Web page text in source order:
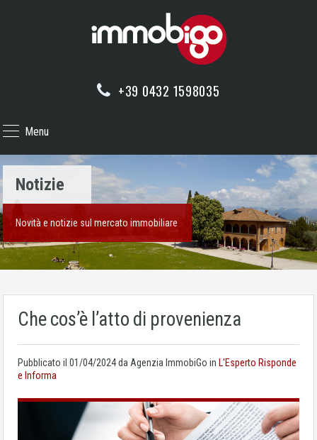
+39 0432 1598035
Menu
Notizie
Novità e notizie sul mercato immobiliare
Che cos’è l’atto di provenienza
Pubblicato il 01/04/2024da Agenzia ImmobiGo in L'Esperto Risponde
e Informa